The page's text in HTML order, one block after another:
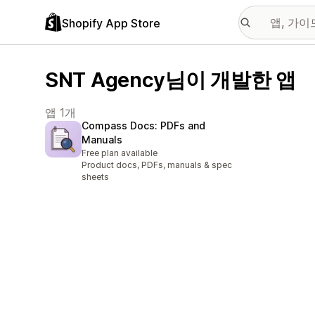
Shopify App Store
SNT Agency님이 개발한 앱
앱 1개
Compass Docs: PDFs and
Manuals
Free plan available
Product docs, PDFs, manuals & spec
sheets